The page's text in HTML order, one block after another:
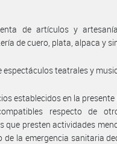
de artículos y
de cuero, plata, alpaca y
espectáculos teatrales y
establecidos en la
respecto de
que presten actividades
de la emergencia sanitaria